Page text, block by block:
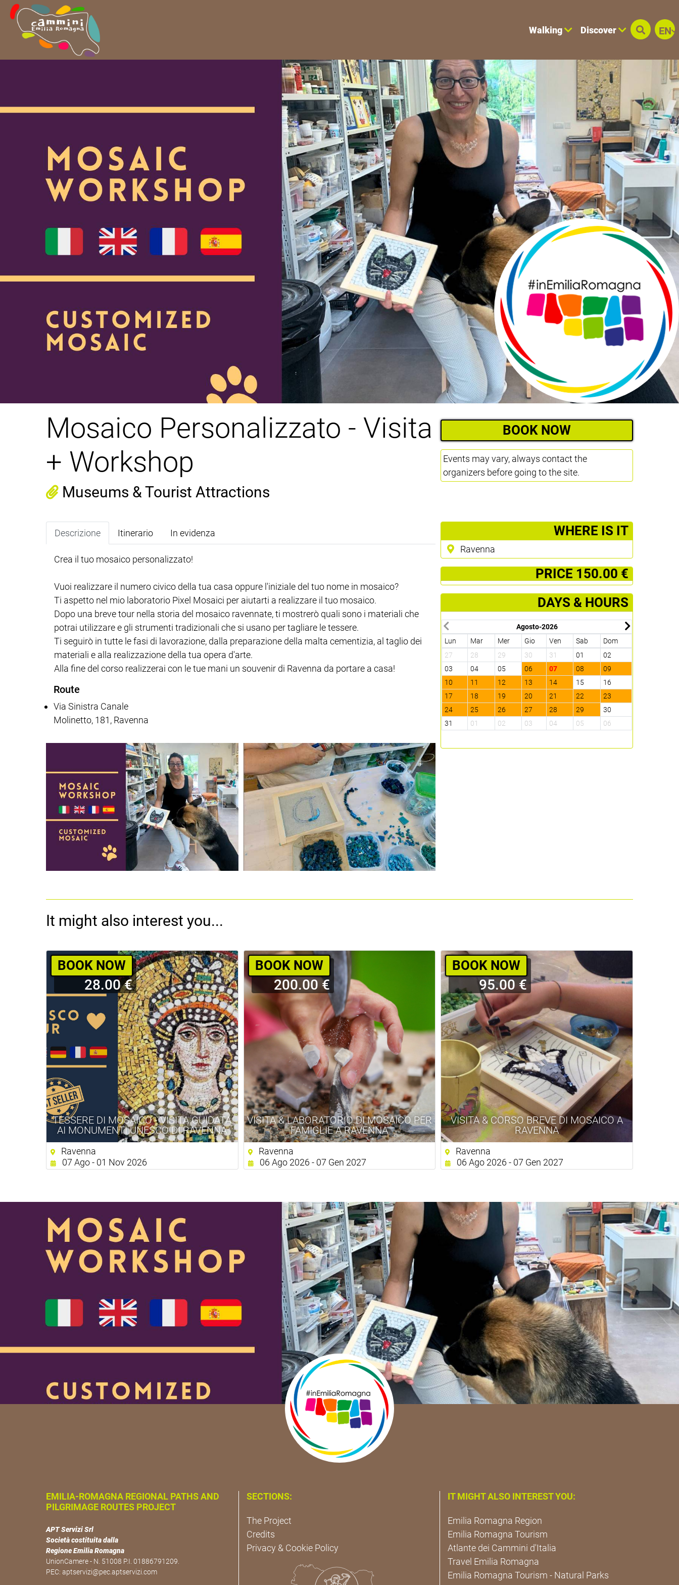
Walking Discover EN
Mosaico Personalizzato - Visita
+ Workshop
Museums & Tourist Attractions
BOOK NOW
Events may vary, always contact the
organizers before going to the site.
Descrizione Itinerario In evidenza
Crea il tuo mosaico personalizzato!
Vuoi realizzare il numero civico della tua casa oppure l'iniziale del tuo nome in mosaico?
Ti aspetto nel mio laboratorio Pixel Mosaici per aiutarti a realizzare il tuo mosaico.
Dopo una breve tour nella storia del mosaico ravennate, ti mostrerò quali sono i materiali che
potrai utilizzare e gli strumenti tradizionali che si usano per tagliare le tessere.
Ti seguirò in tutte le fasi di lavorazione, dalla preparazione della malta cementizia, al taglio dei
materiali e alla realizzazione della tua opera d'arte.
Alla fine del corso realizzerai con le tue mani un souvenir di Ravenna da portare a casa!
Route
Via Sinistra Canale
Molinetto, 181, Ravenna
­WHERE IS IT
Ravenna
­PRICE 150.00 €
DAYS & HOURS
Agosto-2026
Lun
Mar Mer Gio Ven Sab
Dom
27
28 29 30 31 01
02
03
04 05 06 07 08
09
10
11 12 13 14 15
16
17
18 19 20 21 22
23
24
25 26 27 28 29
30
31
01 02 03 04 05 06
It might also interest you...
TESSERE DI MOSAICO - VISITA GUIDATA
AI MONUMENTI UNESCO DI RAVENNA
BOOK NOW
28.00 €
Ravenna
07 Ago - 01 Nov 2026
VISITA & LABORATORIO DI MOSAICO PER
FAMIGLIE A RAVENNA
BOOK NOW
200.00 €
Ravenna
06 Ago 2026 - 07 Gen 2027
VISITA & CORSO BREVE DI MOSAICO A
RAVENNA
BOOK NOW
95.00 €
Ravenna
06 Ago 2026 - 07 Gen 2027
EMILIA-ROMAGNA REGIONAL PATHS AND
PILGRIMAGE ROUTES PROJECT
APT Servizi Srl
Società costituita dalla
Regione Emilia Romagna
UnionCamere - N. 51008 P.I. 01886791209.
PEC: aptservizi@pec.aptservizi.com
SECTIONS:
The Project
Credits
Privacy & Cookie Policy
IT MIGHT ALSO INTEREST YOU:
Emilia Romagna Region
Emilia Romagna Tourism
Atlante dei Cammini d'Italia
Travel Emilia Romagna
Emilia Romagna Tourism - Natural Parks